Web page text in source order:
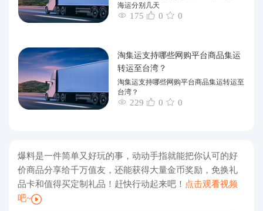
海运分别几天
175 0 0
淘集运支持哪些网购平台商品集运
转运至台湾？
淘集运支持哪些网购平台商品集运转运至
台湾？
229 0 0
爆料是一件简单又好玩的事，动动手指就能把你认可的好
价商品分享给千万值友，还能获得大量金币奖励，免换礼
品卡和值得买定制礼品！赶快行动起来吧！ 点击观看视频
吧~